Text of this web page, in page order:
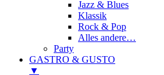
Jazz & Blues
Klassik
Rock & Pop
Alles andere…
Party
GASTRO & GUSTO
▼